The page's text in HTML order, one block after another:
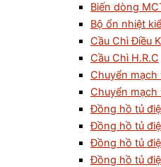
Biến dòng
Bộ ổn nhiệt
Cầu Chì Điều
Cầu Chì H.R.C
Chuyển mạch
Chuyển mạch
Đồng hồ tủ
Đồng hồ tủ
Đồng hồ tủ
Đồng hồ tủ